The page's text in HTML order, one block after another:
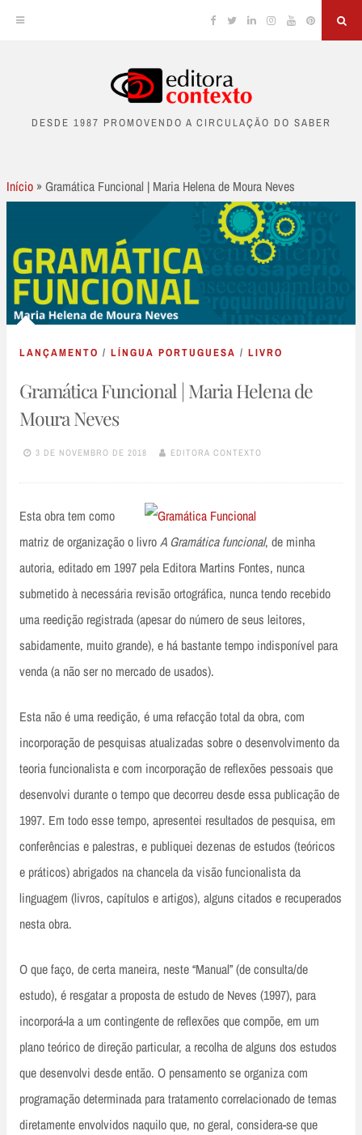
content
Facebook
TwitterLinkedinInstagram
YouTubePinterest
DESDE 1987 PROMOVENDO A CIRCULAÇÃO DO SABER
Início »Gramática Funcional | Maria Helena de Moura Neves
LANÇAMENTO / LÍNGUA PORTUGUESA / LIVRO
Gramática Funcional | Maria Helena de
Moura Neves
3 DE NOVEMBRO DE 2018 EDITORA CONTEXTO
Esta obra tem como
matriz de organização o livroA Gramática funcional, de minha
autoria, editado em 1997 pela Editora Martins Fontes, nunca
submetido à necessária revisão ortográfica, nunca tendo recebido
uma reedição registrada (apesar do número de seus leitores,
sabidamente, muito grande), e há bastante tempo indisponível para
venda (a não ser no mercado de usados).
Esta não é uma reedição, é uma refacção total da obra, com
incorporação de pesquisas atualizadas sobre o desenvolvimento da
teoria funcionalista e com incorporação de reflexões pessoais que
desenvolvi durante o tempo que decorreu desde essa publicação de
1997. Em todo esse tempo, apresentei resultados de pesquisa, em
conferências e palestras, e publiquei dezenas de estudos (teóricos
e práticos) abrigados na chancela da visão funcionalista da
linguagem (livros, capítulos e artigos), alguns citados e recuperados
nesta obra.
O que faço, de certa maneira, neste “Manual” (de consulta/de
estudo), é resgatar a proposta de estudo de Neves (1997), para
incorporá-la a um contingente de reflexões que compõe, em um
plano teórico de direção particular, a recolha de alguns dos estudos
que desenvolvi desde então. O pensamento se organiza com
programação determinada para tratamento correlacionado de temas
diretamente envolvidos naquilo que, no geral, considera-se que